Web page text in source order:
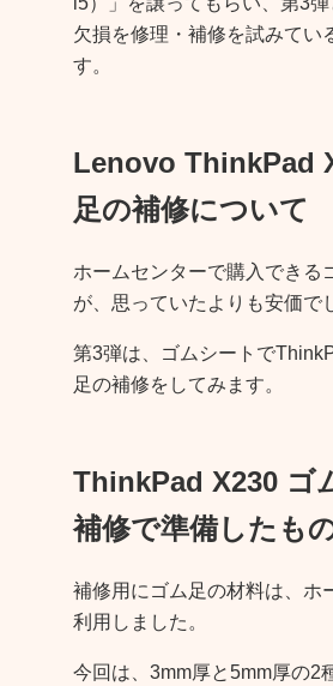
欠損を修理・補修を試みてい
す。
Lenovo ThinkPad
足の補修について
ホームセンターで購入できる
が、思っていたよりも安価で
第3弾は、ゴムシートで
足の補修をしてみます。
ThinkPad X230 ゴ
補修で準備したも
補修用にゴム足の材料は、ホ
利用しました。
今回は、3mm厚と5mm厚の2